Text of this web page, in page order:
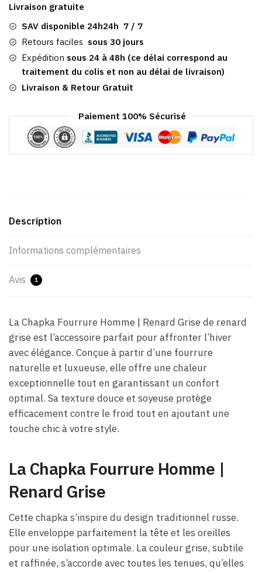
Homme
|
Renard
Grise
Livraison gratuite
SAV disponible 24h24h 7 / 7
Retours faciles sous 30 jours
Expédition sous 24 à 48h (ce délai correspond au
traitement du colis et non au délai de livraison)
Livraison & Retour Gratuit
Paiement 100% Sécurisé
Description
Informations complémentaires
Avis 1
La Chapka Fourrure Homme | Renard Grise de renard
grise est l’accessoire parfait pour affronter l’hiver
avec élégance. Conçue à partir d’une fourrure
naturelle et luxueuse, elle offre une chaleur
exceptionnelle tout en garantissant un confort
optimal. Sa texture douce et soyeuse protège
efficacement contre le froid tout en ajoutant une
touche chic à votre style.
La Chapka Fourrure Homme |
Renard Grise
Cette chapka s’inspire du design traditionnel russe.
Elle enveloppe parfaitement la tête et les oreilles
pour une isolation optimale. La couleur grise, subtile
et raffinée, s’accorde avec toutes les tenues, qu’elles